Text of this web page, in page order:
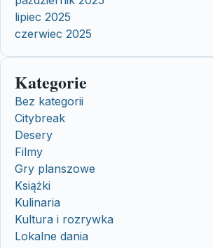
lipiec 2025
czerwiec 2025
Kategorie
Bez kategorii
Citybreak
Desery
Filmy
Gry planszowe
Książki
Kulinaria
Kultura i rozrywka
Lokalne dania